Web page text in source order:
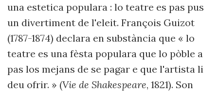
una estetica populara : lo teatre es pas pus
un divertiment de l'eleit. François Guizot
(1787-1874) declara en substància que « lo
teatre es una fèsta populara que lo pòble a
pas los mejans de se pagar e que l'artista li
deu ofrir. » (Vie de Shakespeare, 1821). Son